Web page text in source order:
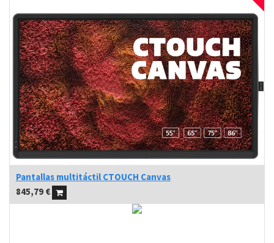
Pantallas multitáctil CTOUCH Canvas
845,79 €